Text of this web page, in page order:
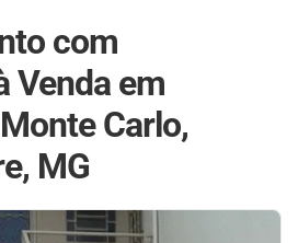
com
Venda em
Carlo,
MG